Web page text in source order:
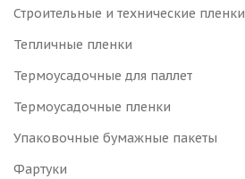
Строительные и технические пленки
Тепличные пленки
Термоусадочные для паллет
Термоусадочные пленки
Упаковочные бумажные пакеты
Фартуки